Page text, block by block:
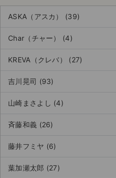
手数料・お支払い方法
AIに質問する
よくある質問
お知らせ
ASKA（アスカ） (39)
Char（チャー） (4)
KREVA（クレバ） (27)
吉川晃司 (93)
山崎まさよし (4)
斉藤和義 (26)
藤井フミヤ (6)
葉加瀬太郎 (27)